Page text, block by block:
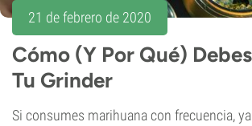
21 de febrero de 2020
Cómo (Y Por Qué)
Tu Grinder
Si consumes marihuana con frecuencia,